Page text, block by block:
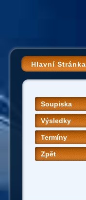
Hlavní Stránka
Soupiska
Výsledky
Termíny
Zpět